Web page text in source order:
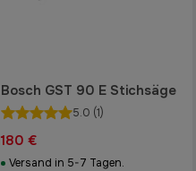
Bosch GST 90 E Stichsäge
5.0 (1)
180 €
Versand in 5-7 Tagen.